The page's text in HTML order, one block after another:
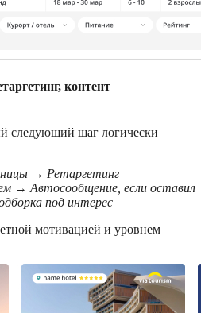
контент
следующий шаг логически
→ Ретаргетинг
→ Автосообщение, если оставил
под интерес
мотивацией и уровнем